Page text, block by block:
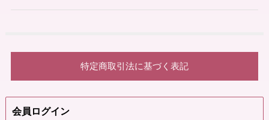
特定商取引法に基づく表記
会員ログイン